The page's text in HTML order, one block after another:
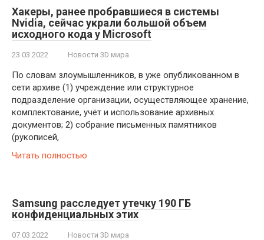
Хакеры, ранее пробравшиеся в системы
Nvidia, сейчас украли большой объем
исходного кода у Microsoft
23.03.2022 Новости 3D мира
По словам злоумышленников, в уже опубликованном в
сети архиве (1) учреждение или структурное
подразделение организации, осуществляющее хранение,
комплектование, учёт и использование архивных
документов; 2) собрание письменных памятников
(рукописей,
Читать полностью
Samsung расследует утечку 190 ГБ
конфиденциальных этих
07.03.2022 Новости 3D мира